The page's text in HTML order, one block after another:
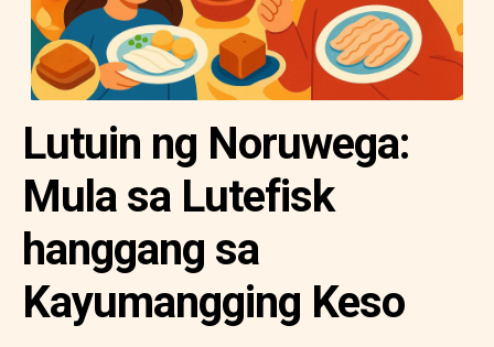
Lutuin ng Noruwega:
Mula sa Lutefisk
hanggang sa
Kayumangging Keso